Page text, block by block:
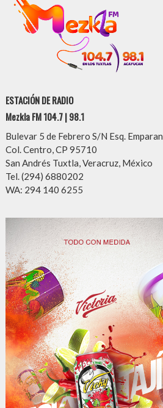
ESTACIÓN DE RADIO
Mezkla FM 104.7 | 98.1
Bulevar 5 de Febrero S/N Esq. Emparan
Col. Centro, CP 95710
San Andrés Tuxtla, Veracruz, México
Tel. (294) 6880202
WA: 294 140 6255